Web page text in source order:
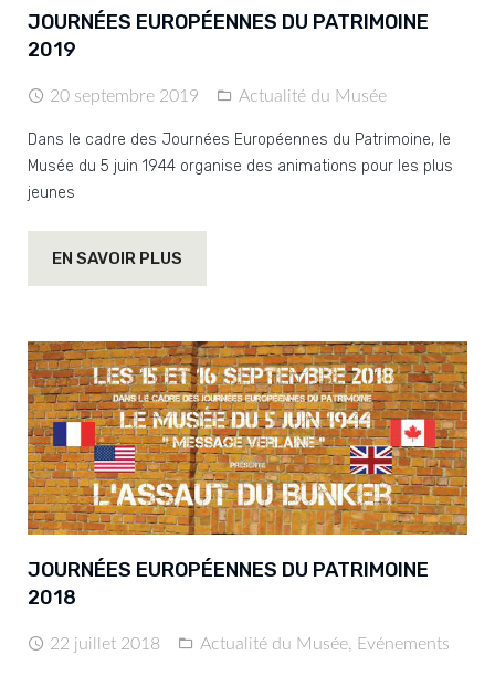
JOURNÉES EUROPÉENNES DU PATRIMOINE
2019
20 septembre 2019 Actualité du Musée
Dans le cadre des Journées Européennes du Patrimoine, le
Musée du 5 juin 1944 organise des animations pour les plus
jeunes
EN SAVOIR PLUS
JOURNÉES EUROPÉENNES DU PATRIMOINE
2018
22 juillet 2018 Actualité du Musée Evénements